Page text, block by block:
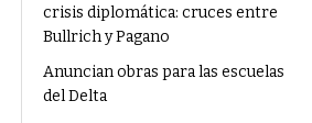
crisis diplomática: cruces entre
Bullrich y Pagano
Anuncian obras para las escuelas
del Delta